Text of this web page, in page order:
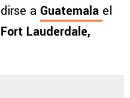
a Guatemala el
Fort Lauderdale,